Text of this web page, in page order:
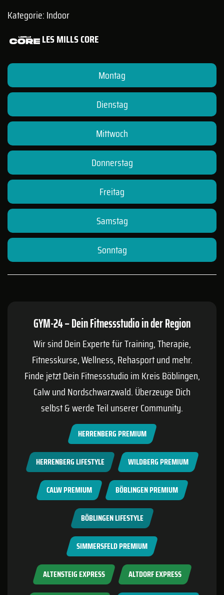
Kategorie: Indoor
LES MILLS CORE
Montag
Dienstag
Mittwoch
Donnerstag
Freitag
Samstag
Sonntag
GYM-24 – Dein Fitnessstudio in der Region
Wir sind Dein Experte für Training, Therapie,
Fitnesskurse, Wellness, Rehasport und mehr.
Finde jetzt Dein Fitnessstudio im KreisBöblingen,
Calwund Nordschwarzwald. Überzeuge Dich
selbst & werde Teil unserer Community.
HERRENBERG PREMIUM
HERRENBERG LIFESTYLE WILDBERG PREMIUM
CALW PREMIUM BÖBLINGEN PREMIUM
BÖBLINGEN LIFESTYLE
SIMMERSFELD PREMIUM
ALTENSTEIG EXPRESS ALTDORF EXPRESS